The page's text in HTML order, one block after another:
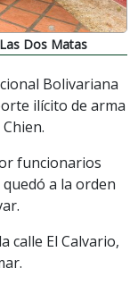
Dos Matas
Bolivariana
ilícito de arma
funcionarios
a la orden
calle El Calvario,